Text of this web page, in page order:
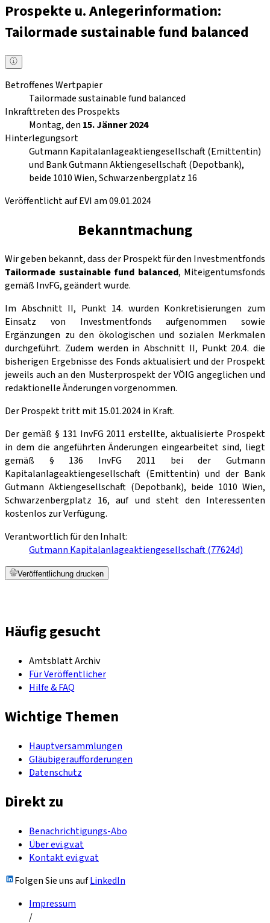
Prospekte u. Anlegerinformation:
Tailormade sustainable fund balanced
Betroffenes Wertpapier
Tailormade sustainable fund balanced
Inkrafttreten des Prospekts
Montag, den 15. Jänner 2024
Hinterlegungsort
Gutmann Kapitalanlageaktiengesellschaft (Emittentin)
und Bank Gutmann Aktiengesellschaft (Depotbank),
beide 1010 Wien, Schwarzenbergplatz 16
Veröffentlicht auf EVI am 09.01.2024
Bekanntmachung
Wir geben bekannt, dass der Prospekt für den Investmentfonds
Tailormade sustainable fund balanced, Miteigentumsfonds
gemäß InvFG, geändert wurde.
Im Abschnitt II, Punkt 14. wurden Konkretisierungen zum
Einsatz von Investmentfonds aufgenommen sowie
Ergänzungen zu den ökologischen und sozialen Merkmalen
durchgeführt. Zudem werden in Abschnitt II, Punkt 20.4. die
bisherigen Ergebnisse des Fonds aktualisiert und der Prospekt
jeweils auch an den Musterprospekt der VÖIG angeglichen und
redaktionelle Änderungen vorgenommen.
Der Prospekt tritt mit 15.01.2024 in Kraft.
Der gemäß § 131 InvFG 2011 erstellte, aktualisierte Prospekt
in dem die angeführten Änderungen eingearbeitet sind, liegt
gemäß § 136 InvFG 2011 bei der Gutmann
Kapitalanlageaktiengesellschaft (Emittentin) und der Bank
Gutmann Aktiengesellschaft (Depotbank), beide 1010 Wien,
Schwarzenbergplatz 16, auf und steht den Interessenten
kostenlos zur Verfügung.
Verantwortlich für den Inhalt:
Gutmann Kapitalanlageaktiengesellschaft (77624d)
Veröffentlichung drucken
Häufig gesucht
Amtsblatt Archiv
Für Veröffentlicher
Hilfe & FAQ
Wichtige Themen
Hauptversammlungen
Gläubigeraufforderungen
Datenschutz
Direkt zu
Benachrichtigungs-Abo
Über evi.gv.at
Kontakt evi.gv.at
Folgen Sie uns aufLinkedIn
Impressum
/